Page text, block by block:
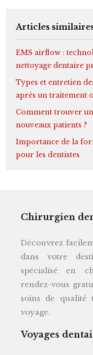
Articles
EMS airflow :
nettoyage dentaire
Types et entretien
après un traitement
Comment trouver
nouveaux patients ?
Importance de la
pour les dentistes
Chirurgien
Découvrez
dans votre
spécialisé en
rendez-vous
soins de qualité
voyage.
Voyages